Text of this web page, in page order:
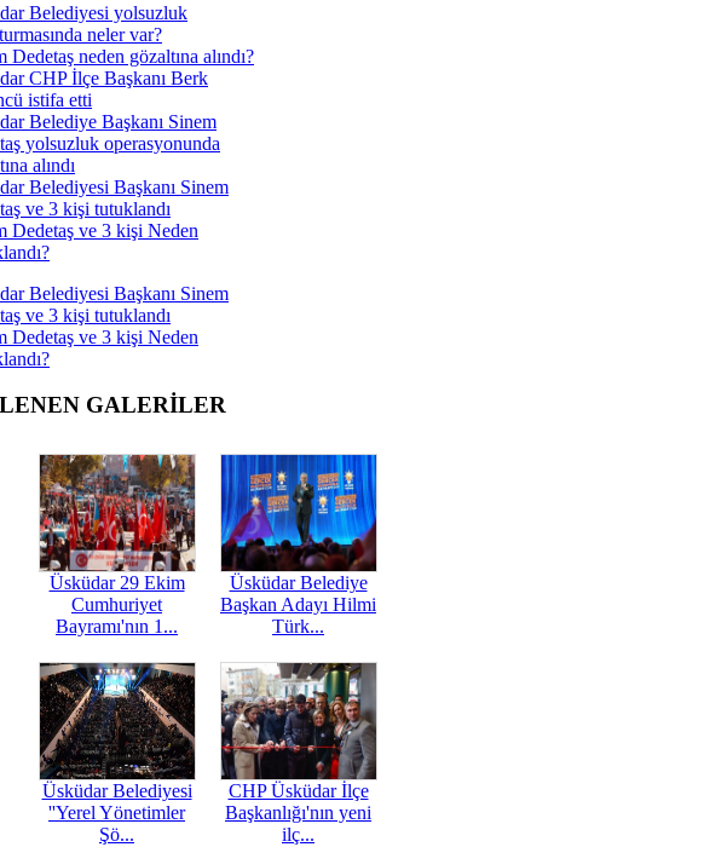
Belediyesi yolsuzluk
neler var?
Dedetaş neden gözaltına alındı?
CHP İlçe Başkanı Berk
istifa etti
Belediye Başkanı Sinem
yolsuzluk operasyonunda
alındı
Belediyesi Başkanı Sinem
ve 3 kişi tutuklandı
Dedetaş ve 3 kişi Neden
Belediyesi Başkanı Sinem
ve 3 kişi tutuklandı
Dedetaş ve 3 kişi Neden
GALERİLER
Üsküdar 29 Ekim
Cumhuriyet
Bayramı'nın 1...
Üsküdar Belediye
Başkan Adayı Hilmi
Türk...
Üsküdar Belediyesi
''Yerel Yönetimler
Şö...
CHP Üsküdar İlçe
Başkanlığı'nın yeni
ilç...